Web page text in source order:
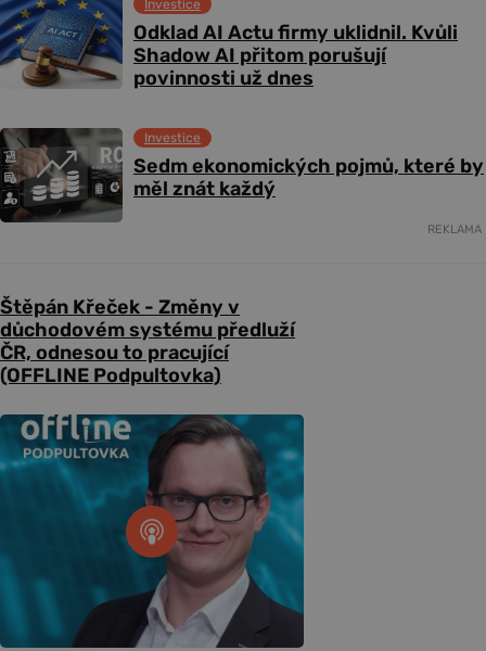
Odklad AI Actu firmy uklidnil. Kvůli
Shadow AI přitom porušují
povinnosti už dnes
Investice
Sedm ekonomických pojmů, které by
měl znát každý
Investice
REKLAMA
Štěpán Křeček - Změny v
důchodovém systému předluží
ČR, odnesou to pracující
(OFFLINE Podpultovka)